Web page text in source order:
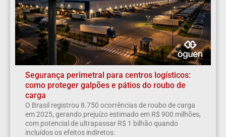
Segurança perimetral para centros logísticos:
como proteger galpões e pátios do roubo de
carga
O Brasil registrou 8.750 ocorrências de roubo de carga
em 2025, gerando prejuízo estimado em R$ 900 milhões,
com potencial de ultrapassar R$ 1 bilhão quando
incluídos os efeitos indiretos: